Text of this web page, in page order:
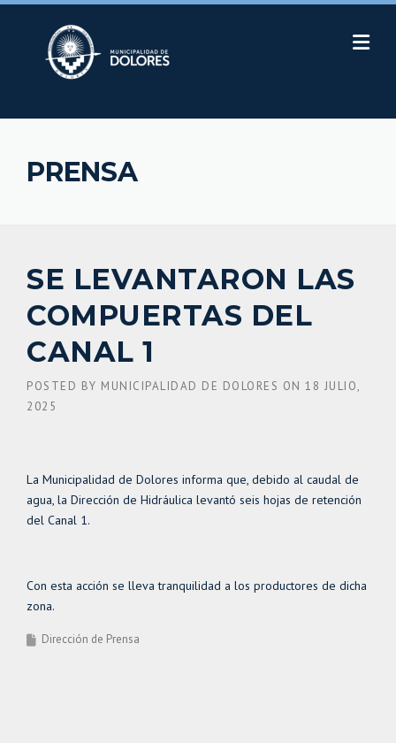
Skip
PRENSA
SE LEVANTARON LAS
COMPUERTAS DEL
CANAL 1
POSTED BY MUNICIPALIDAD DE DOLORES ON 18 JULIO,
2025
La Municipalidad de Dolores informa que, debido al caudal de
agua, la Dirección de Hidráulica levantó seis hojas de retención
del Canal 1.
Con esta acción se lleva tranquilidad a los productores de dicha
zona.
Dirección de Prensa